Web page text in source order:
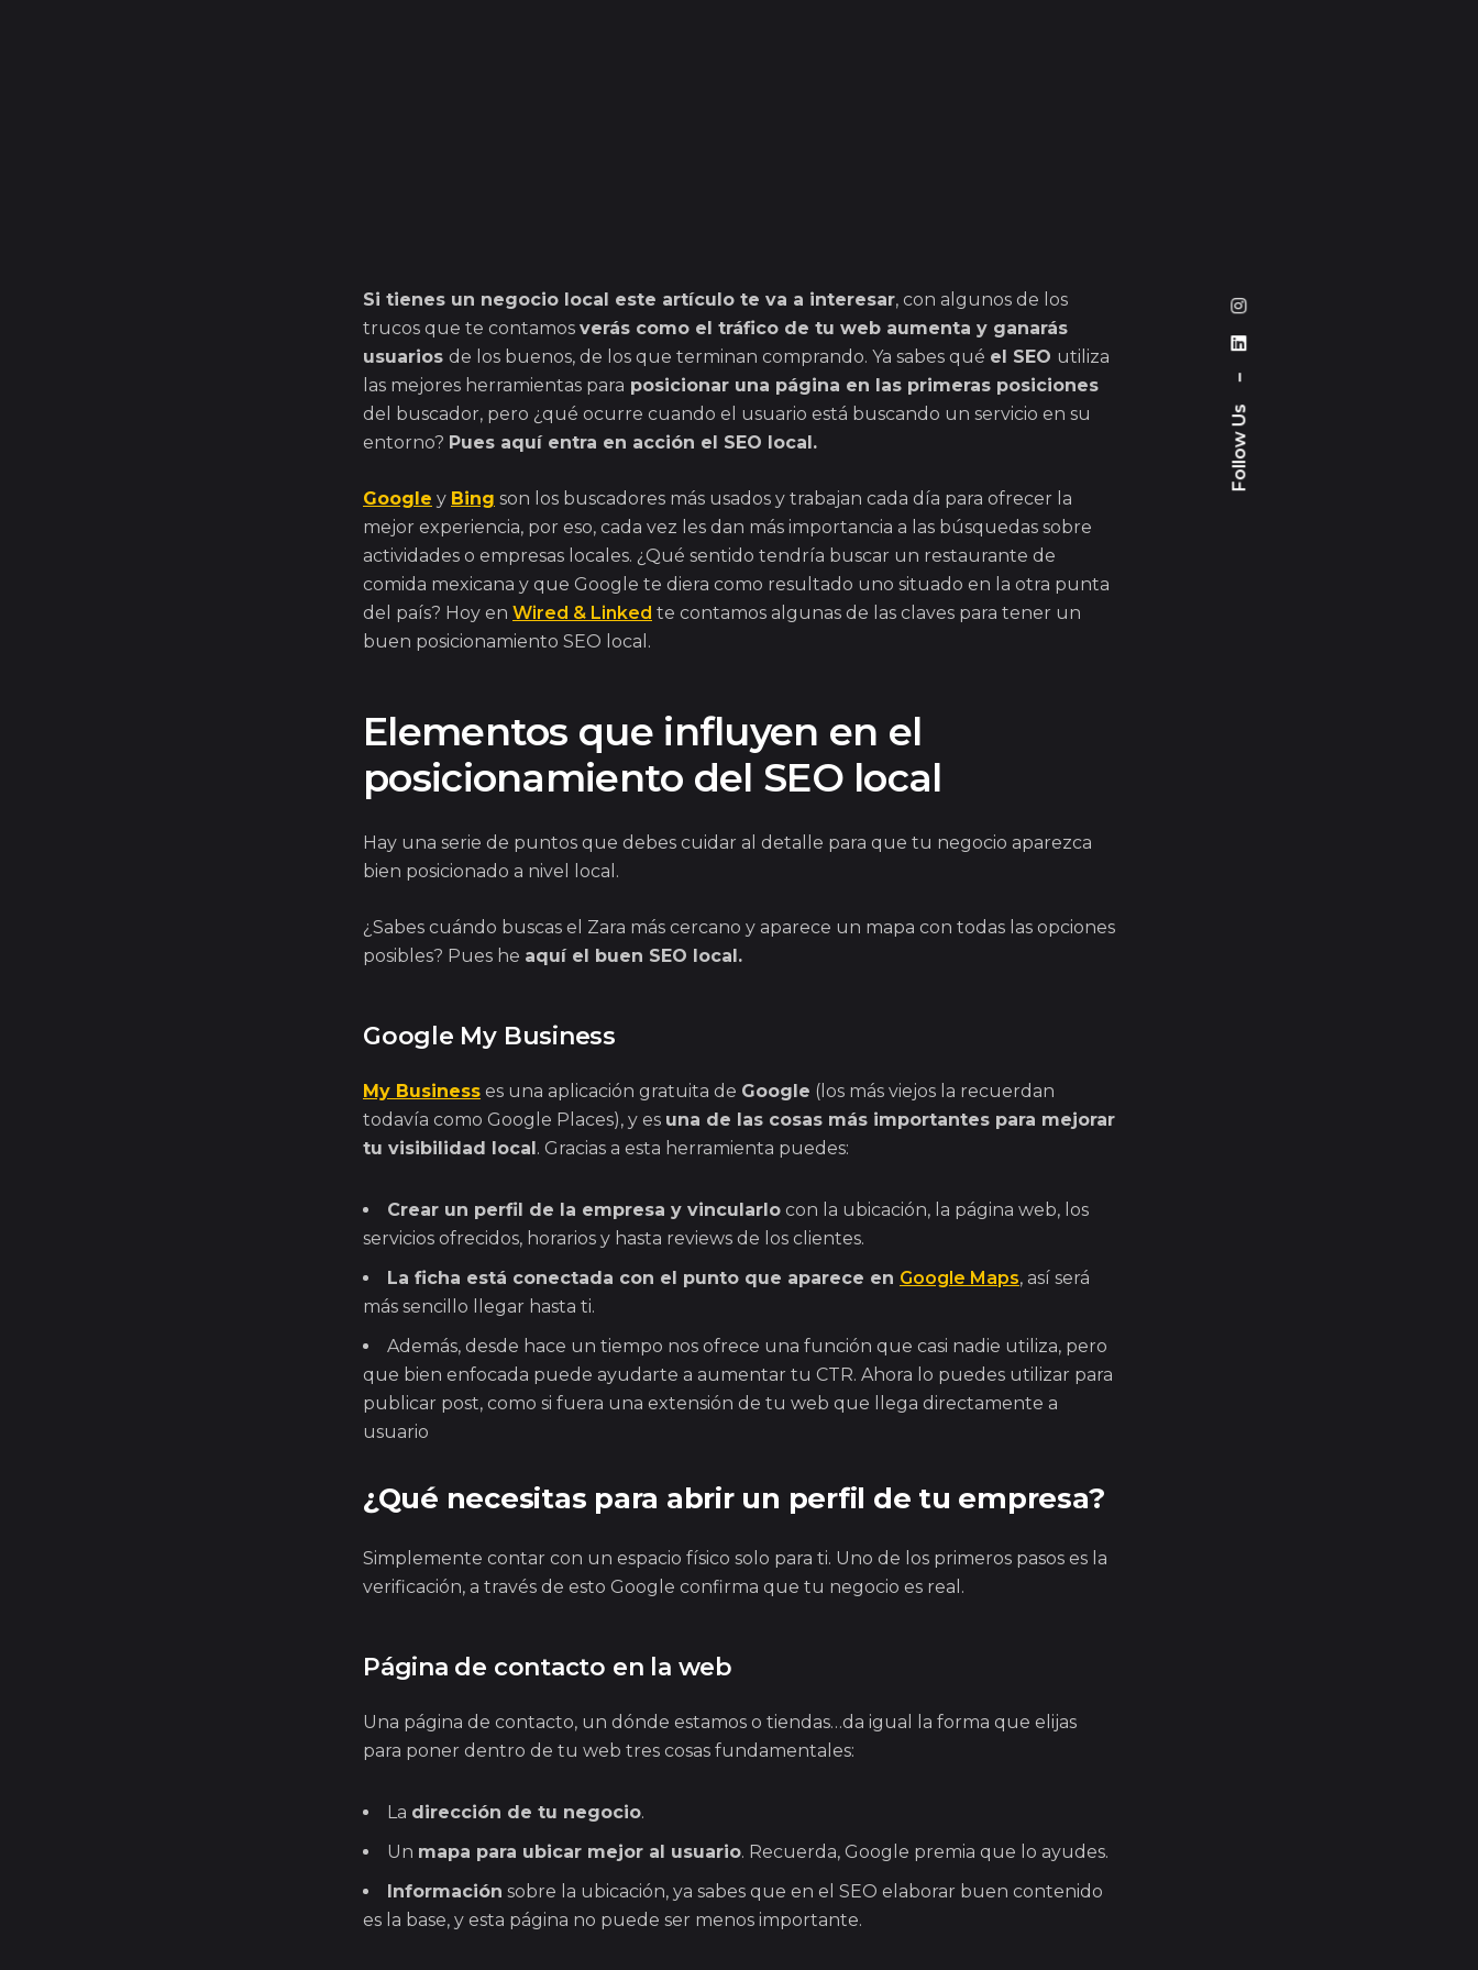
Follow Us
Si tienes un negocio local este artículo te va a interesar, con algunos de los
trucos que te contamos verás como el tráfico de tu web aumenta y ganarás
usuarios de los buenos, de los que terminan comprando. Ya sabes qué el SEO utiliza
las mejores herramientas para posicionar una página en las primeras posiciones
del buscador, pero ¿qué ocurre cuando el usuario está buscando un servicio en su
entorno? Pues aquí entra en acción el SEO local.
Google y Bing son los buscadores más usados y trabajan cada día para ofrecer la
mejor experiencia, por eso, cada vez les dan más importancia a las búsquedas sobre
actividades o empresas locales. ¿Qué sentido tendría buscar un restaurante de
comida mexicana y que Google te diera como resultado uno situado en la otra punta
del país? Hoy en Wired & Linked te contamos algunas de las claves para tener un
buen posicionamiento SEO local.
Elementos que influyen en el
posicionamiento del SEO local
Hay una serie de puntos que debes cuidar al detalle para que tu negocio aparezca
bien posicionado a nivel local.
¿Sabes cuándo buscas el Zara más cercano y aparece un mapa con todas las opciones
posibles? Pues he aquí el buen SEO local.
Google My Business
My Business es una aplicación gratuita de Google (los más viejos la recuerdan
todavía como Google Places), y es una de las cosas más importantes para mejorar
tu visibilidad local. Gracias a esta herramienta puedes:
Crear un perfil de la empresa y vincularlo con la ubicación, la página web, los
servicios ofrecidos, horarios y hasta reviews de los clientes.
La ficha está conectada con el punto que aparece en Google Maps, así será
más sencillo llegar hasta ti.
Además, desde hace un tiempo nos ofrece una función que casi nadie utiliza, pero
que bien enfocada puede ayudarte a aumentar tu CTR. Ahora lo puedes utilizar para
publicar post, como si fuera una extensión de tu web que llega directamente a
usuario
¿Qué necesitas para abrir un perfil de tu empresa?
Simplemente contar con un espacio físico solo para ti. Uno de los primeros pasos es la
verificación, a través de esto Google confirma que tu negocio es real.
Página de contacto en la web
Una página de contacto, un dónde estamos o tiendas…da igual la forma que elijas
para poner dentro de tu web tres cosas fundamentales:
La dirección de tu negocio.
Un mapa para ubicar mejor al usuario. Recuerda, Google premia que lo ayudes.
Información sobre la ubicación, ya sabes que en el SEO elaborar buen contenido
es la base, y esta página no puede ser menos importante.